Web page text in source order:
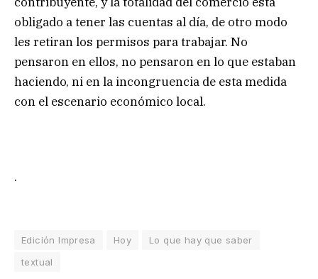
obligado a tener las cuentas al día, de otro modo
les retiran los permisos para trabajar. No
pensaron en ellos, no pensaron en lo que estaban
haciendo, ni en la incongruencia de esta medida
con el escenario económico local.
.
Edición Impresa Hoy
Lo que hay que saber
textual